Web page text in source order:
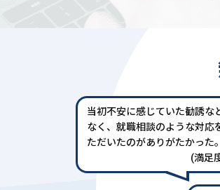
当初不安に感じていた勧誘な
なく、就職相談のような対応
ただいたのがありがたかった。
(満足